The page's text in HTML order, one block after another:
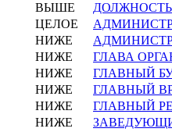
ВЫШЕ
ДОЛЖНОСТЬ
ЦЕЛОЕ
НИЖЕ
НИЖЕ
ГЛАВА
НИЖЕ
ГЛАВНЫЙ
НИЖЕ
ГЛАВНЫЙ
НИЖЕ
ГЛАВНЫЙ
НИЖЕ